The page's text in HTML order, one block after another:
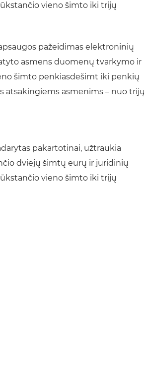
vieno šimto iki trijų
pažeidimas elektroninių
asmens duomenų tvarkymo ir
šimto penkiasdešimt iki penkių
atsakingiems asmenims – nuo trijų
pakartotinai, užtraukia
dviejų šimtų eurų ir juridinių
vieno šimto iki trijų